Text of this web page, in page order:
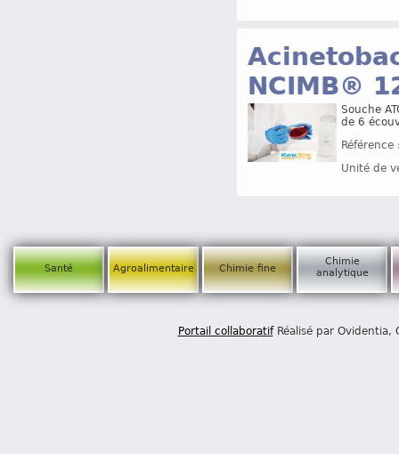
NCIMB®
Souche
de 6
Unité de
Santé Agroalimentaire Chimie fine
Chimie
analytique
Portail collaboratifRéalisé par Ovidentia,